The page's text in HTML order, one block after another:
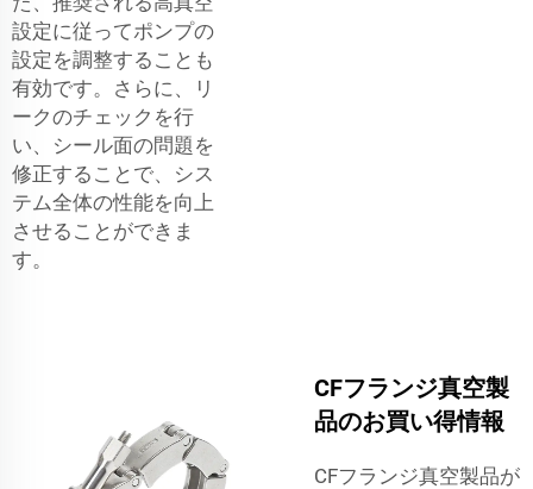
設定に従ってポンプの
設定を調整することも
有効です。さらに、リ
ークのチェックを行
い、シール面の問題を
修正することで、シス
テム全体の性能を向上
させることができま
す。
CFフランジ真空製
品のお買い得情報
CFフランジ真空製品が